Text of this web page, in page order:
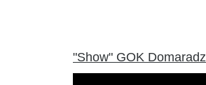
"Show" GOK Domaradz